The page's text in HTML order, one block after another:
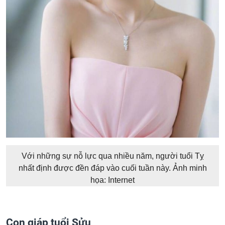
Với những sự nỗ lực qua nhiều năm, người tuổi Tỵ
nhất định được đền đáp vào cuối tuần này. Ảnh minh
họa: Internet
Con giáp tuổi Sửu